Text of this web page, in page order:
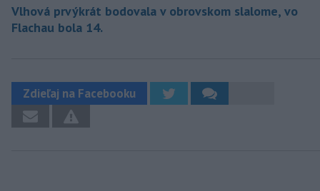
Vlhová prvýkrát bodovala v obrovskom slalome, vo
Flachau bola 14.
Zdieľaj na Facebooku